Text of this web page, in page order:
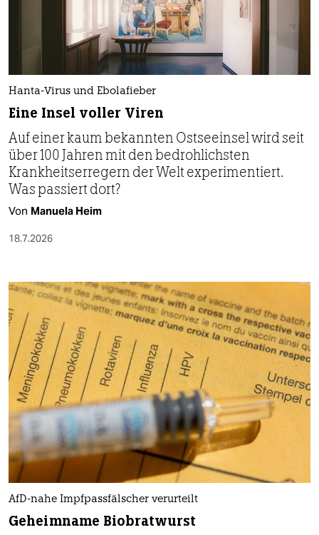
Hanta-Virus und Ebolafieber
Eine Insel voller Viren
Auf einer kaum bekannten Ostseeinsel wird seit
über 100 Jahren mit den bedrohlichsten
Krankheitserregern der Welt experimentiert.
Was passiert dort?
Von Manuela Heim
18.7.2026
AfD-nahe Impfpassfälscher verurteilt
Geheimname Biobratwurst